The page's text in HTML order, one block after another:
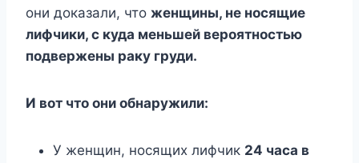
они доказали, что женщины, не носящие
лифчики, с куда меньшей вероятностью
подвержены раку груди.
И вот что они обнаружили:
У женщин, носящих лифчик 24 часа в